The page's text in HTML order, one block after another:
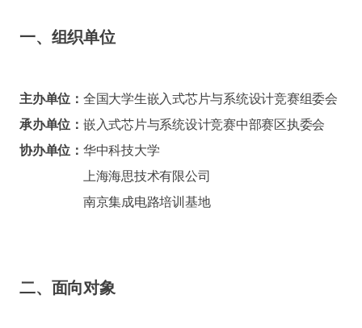
一、组织单位
主办单位： 全国大学生嵌入式芯片与系统设计竞赛组委会
承办单位： 嵌入式芯片与系统设计竞赛中部赛区执委会
协办单位： 华中科技大学
上海海思技术有限公司
南京集成电路培训基地
二、面向对象